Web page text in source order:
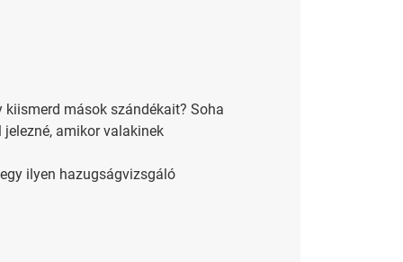
kiismerd mások szándékait? Soha
jelezné, amikor valakinek
ilyen hazugságvizsgáló